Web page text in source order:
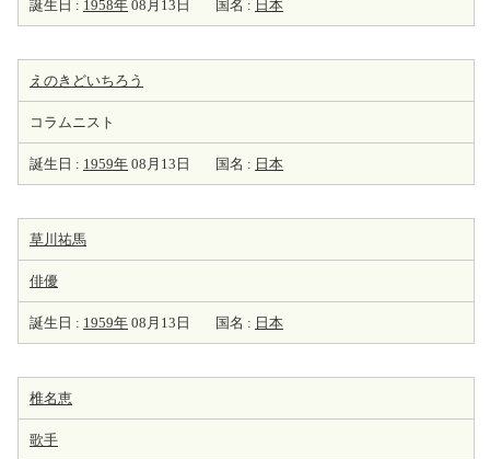
誕生日 : 1958年 08月13日 国名 : 日本
えのきどいちろう
コラムニスト
誕生日 : 1959年 08月13日 国名 : 日本
草川祐馬
俳優
誕生日 : 1959年 08月13日 国名 : 日本
椎名恵
歌手